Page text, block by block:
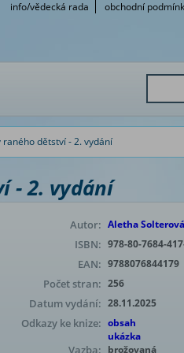
info/vědecká rada obchodní
raného dětství - 2. vydání
- 2. vydání
Autor: Aletha Solterová
ISBN: 978-80-7684-
EAN: 9788076844179
Počet stran: 256
Datum vydání: 28.11.2025
Odkazy ke knize: obsah
ukázka
Vazba: brožovaná